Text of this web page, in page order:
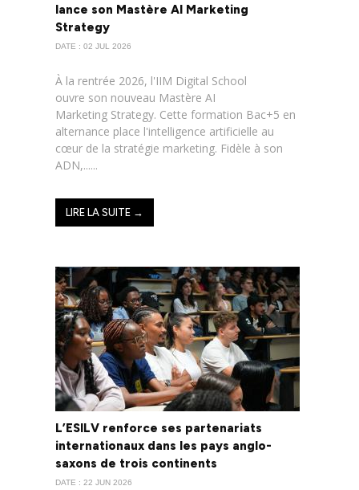
lance son Mastère AI Marketing
Strategy
DATE : 02 JUL 2026
À la rentrée 2026, l'IIM Digital School
ouvre son nouveau Mastère AI
Marketing Strategy. Cette formation Bac+5 en
alternance place l'intelligence artificielle au
cœur de la stratégie marketing. Fidèle à son
ADN,......
LIRE LA SUITE →
L’ESILV renforce ses partenariats
internationaux dans les pays anglo-
saxons de trois continents
DATE : 22 JUN 2026